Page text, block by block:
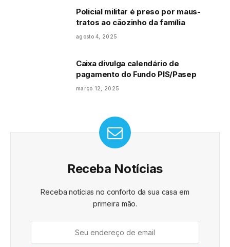
Policial militar é preso por maus-
tratos ao cãozinho da família
agosto 4, 2025
Caixa divulga calendário de
pagamento do Fundo PIS/Pasep
março 12, 2025
Receba Notícias
Receba notícias no conforto da sua casa em
primeira mão.